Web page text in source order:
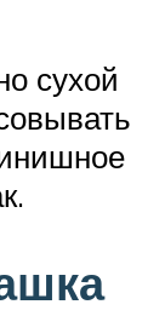
сухой